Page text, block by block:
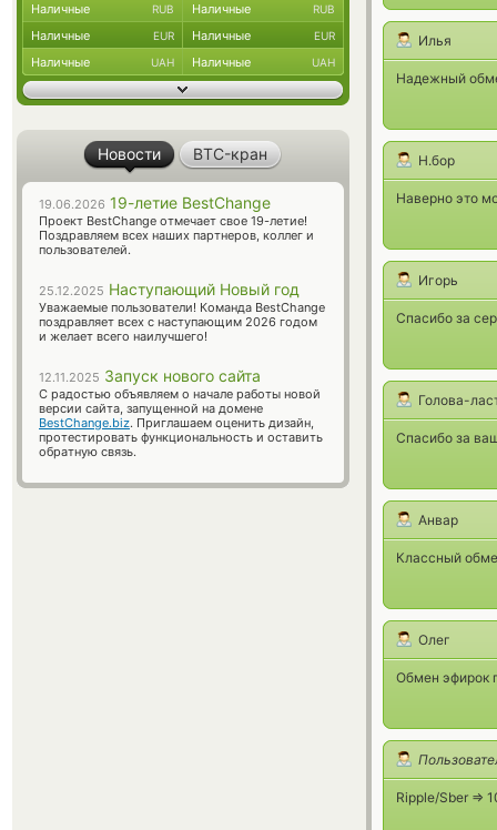
Илья
Надежный
Н.бор
Наверно это
Игорь
Спасибо за
Голова-
Спасибо за
Анвар
Классный
Олег
Обмен эфирок
Ripple/Sber =>
Наличные RUB Наличные RUB
Наличные EUR Наличные EUR
Наличные UAH Наличные UAH
Новости BTC-кран
19.06.2026 19-летие BestChange
Проект BestChange отмечает свое 19-летие!
Поздравляем всех наших партнеров, коллег и
пользователей.
25.12.2025 Наступающий Новый год
Уважаемые пользователи! Команда BestChange
поздравляет всех с наступающим 2026 годом
и желает всего наилучшего!
12.11.2025 Запуск нового сайта
С радостью объявляем о начале работы новой
версии сайта, запущенной на домене
BestChange.biz. Приглашаем оценить дизайн,
протестировать функциональность и оставить
обратную связь.